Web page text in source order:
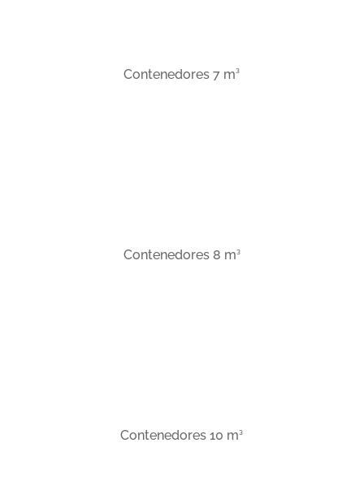
Contenedores 7 m3
Contenedores 8 m3
Contenedores 10 m3